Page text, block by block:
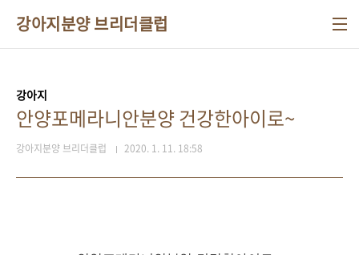
강아지분양 브리더클럽
강아지
안양포메라니안분양 건강한아이로~
강아지분양 브리더클럽 2020. 1. 11. 18:58